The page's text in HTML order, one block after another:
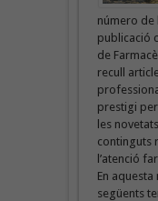
número de
publicació
de
recull
prestigi
les
continguts
l’atenció
En
següents